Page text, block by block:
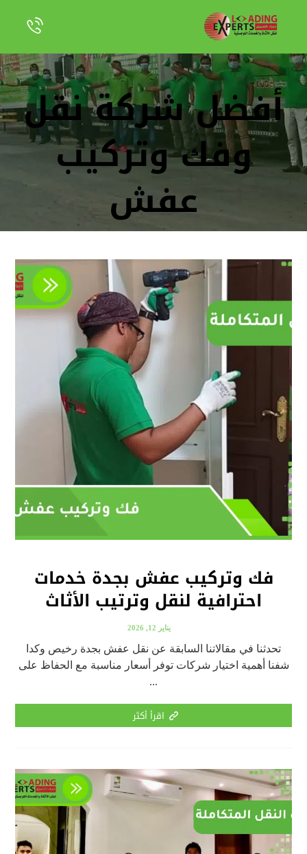
أفضل شركة نقل
وفك وتركيب
عفش
فك وتركيب عفش بجدة خدمات
احترافية لنقل وترتيب الأثاث
يناير 12, 2026
تحدثنا في مقالاتنا السابقة عن نقل عفش بجدة رخيص وكدا
شفنا أهمية اختيار شركات توفر أسعار مناسبة مع الحفاظ على
...
اقرأ أكثر